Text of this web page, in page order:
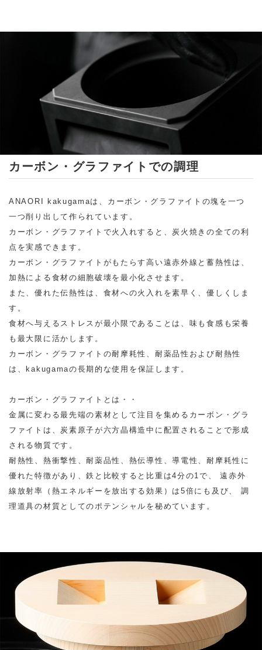
カーボン・グラファイトでの調理
ANAORI kakugamaは、カーボン・グラファイトの塊を一つ
一つ削り出して作られています。
カーボン・グラファイトで火入れすると、炭火焼きの全ての利
点を実感できます。
カーボン・グラファイトがもたらす高い遠赤外線と蓄熱性は、
加熱による食材の細胞破壊を最小化させます。
また、優れた伝熱性は、食材への火入れを素早く、優しくしま
す。
食材へ与えるストレスが最小限であることは、味も食感も栄養
も最大限に活かします。
カーボン・グラファイトの耐摩耗性、耐薬品性および耐熱性
は、kakugamaの長期的な使用を保証します。
カーボン・グラファイトとは・・
金属に変わる最先端の素材として注目を集めるカーボン・グラ
ファイトは、炭素原子が六方晶構造中に配置されることで形成
される物質です。
耐熱性、熱衝撃性、耐薬品性、熱伝導性、導電性、耐摩耗性に
優れた特徴があり、鉄と比較すると比重は4分の1で、 遠赤外
線放射率（熱エネルギーを放出する効果）は5倍にも及び、 調
理道具の材質としてのポテンシャルを秘めています。